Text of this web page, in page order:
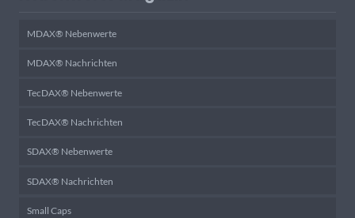
MDAX® Nebenwerte
MDAX® Nachrichten
TecDAX® Nebenwerte
TecDAX® Nachrichten
SDAX® Nebenwerte
SDAX® Nachrichten
Small Caps